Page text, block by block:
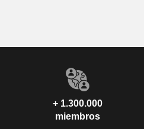
+ 1.300.000
miembros